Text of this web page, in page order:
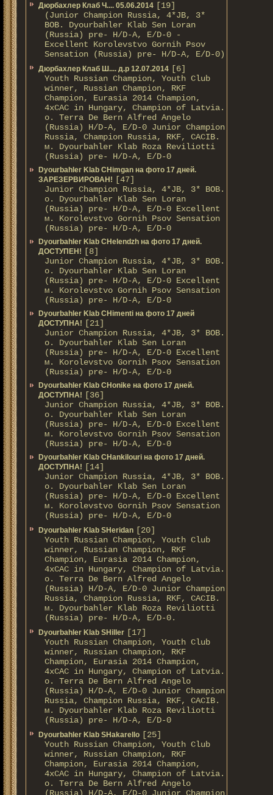
Дюрбахлер Клаб Ч.... 05.06.2014 [19]
(Junior Champion Russia, 4*JB, 3*
BOB. Dyourbahler Klab Sen Loran
(Russia) pre- H/D-A, E/D-0 -
Excellent Korolevstvo Gornih Psov
Sensation (Russia) pre- H/D-A, E/D-0)
Дюрбахлер Клаб Ш.... д.р 12.07.2014 [6]
Youth Russian Champion, Youth Club
winner, Russian Champion, RKF
Champion, Eurasia 2014 Champion,
4xCAC in Hungary, Champion of Latvia.
о. Terra De Bern Alfred Angelo
(Russia) H/D-A, E/D-0 Junior Champion
Russia, Champion Russia, RKF, CACIB.
м. Dyourbahler Klab Roza Reviliotti
(Russia) pre- H/D-A, E/D-0
Dyourbahler Klab CHimgan на фото 17 дней.
ЗАРЕЗЕРВИРОВАН!
[47]
Junior Champion Russia, 4*JB, 3* BOB.
о. Dyourbahler Klab Sen Loran
(Russia) pre- H/D-A, E/D-0 Excellent
м. Korolevstvo Gornih Psov Sensation
(Russia) pre- H/D-A, E/D-0
Dyourbahler Klab CHelendzh на фото 17 дней.
ДОСТУПЕН!
[8]
Junior Champion Russia, 4*JB, 3* BOB.
о. Dyourbahler Klab Sen Loran
(Russia) pre- H/D-A, E/D-0 Excellent
м. Korolevstvo Gornih Psov Sensation
(Russia) pre- H/D-A, E/D-0
Dyourbahler Klab CHimenti на фото 17 дней
ДОСТУПНА!
[21]
Junior Champion Russia, 4*JB, 3* BOB.
о. Dyourbahler Klab Sen Loran
(Russia) pre- H/D-A, E/D-0 Excellent
м. Korolevstvo Gornih Psov Sensation
(Russia) pre- H/D-A, E/D-0
Dyourbahler Klab CHonike на фото 17 дней.
ДОСТУПНА!
[36]
Junior Champion Russia, 4*JB, 3* BOB.
о. Dyourbahler Klab Sen Loran
(Russia) pre- H/D-A, E/D-0 Excellent
м. Korolevstvo Gornih Psov Sensation
(Russia) pre- H/D-A, E/D-0
Dyourbahler Klab CHankilouri на фото 17 дней.
ДОСТУПНА!
[14]
Junior Champion Russia, 4*JB, 3* BOB.
о. Dyourbahler Klab Sen Loran
(Russia) pre- H/D-A, E/D-0 Excellent
м. Korolevstvo Gornih Psov Sensation
(Russia) pre- H/D-A, E/D-0
Dyourbahler Klab SHeridan [20]
Youth Russian Champion, Youth Club
winner, Russian Champion, RKF
Champion, Eurasia 2014 Champion,
4xCAC in Hungary, Champion of Latvia.
о. Terra De Bern Alfred Angelo
(Russia) H/D-A, E/D-0 Junior Champion
Russia, Champion Russia, RKF, CACIB.
м. Dyourbahler Klab Roza Reviliotti
(Russia) pre- H/D-A, E/D-0.
Dyourbahler Klab SHiller [17]
Youth Russian Champion, Youth Club
winner, Russian Champion, RKF
Champion, Eurasia 2014 Champion,
4xCAC in Hungary, Champion of Latvia.
о. Terra De Bern Alfred Angelo
(Russia) H/D-A, E/D-0 Junior Champion
Russia, Champion Russia, RKF, CACIB.
м. Dyourbahler Klab Roza Reviliotti
(Russia) pre- H/D-A, E/D-0
Dyourbahler Klab SHakarello [25]
Youth Russian Champion, Youth Club
winner, Russian Champion, RKF
Champion, Eurasia 2014 Champion,
4xCAC in Hungary, Champion of Latvia.
о. Terra De Bern Alfred Angelo